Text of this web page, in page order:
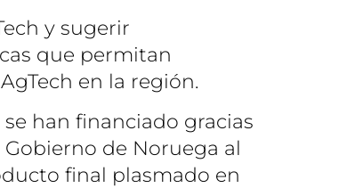
y sugerir
que permitan
en la región.
han financiado gracias
de Noruega al
final plasmado en